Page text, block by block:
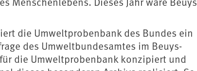
die Umweltprobenbank des Bundes ein
des Umweltbundesamtes im Beuys-
die Umweltprobenbank konzipiert und